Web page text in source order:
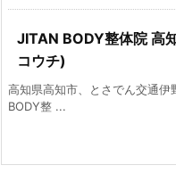
JITAN BODY整体院 高
コウチ)
高知県高知市、とさでん交通
BODY整 ...